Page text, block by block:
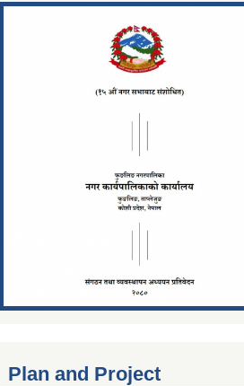
Plan and Project